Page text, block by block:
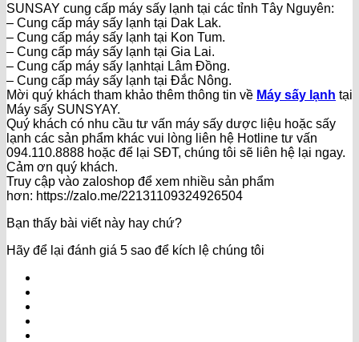
SUNSAY cung cấp máy sấy lạnh tại các tỉnh Tây Nguyên:
– Cung cấp máy sấy lạnh tại Dak Lak.
– Cung cấp máy sấy lạnh tại Kon Tum.
– Cung cấp máy sấy lạnh tại Gia Lai.
– Cung cấp máy sấy lạnhtại Lâm Đồng.
– Cung cấp máy sấy lạnh tại Đắc Nông.
Mời quý khách tham khảo thêm thông tin về Máy sấy lạnh tại
Máy sấy SUNSYAY.
Quý khách có nhu cầu tư vấn máy sấy dược liệu hoặc sấy
lạnh các sản phẩm khác vui lòng liên hệ Hotline tư vấn
094.110.8888 hoặc để lại SĐT, chúng tôi sẽ liên hệ lại ngay.
Cảm ơn quý khách.
Truy cập vào zaloshop để xem nhiều sản phẩm
hơn: https://zalo.me/22131109324926504
Bạn thấy bài viết này hay chứ?
Hãy để lại đánh giá 5 sao để kích lệ chúng tôi